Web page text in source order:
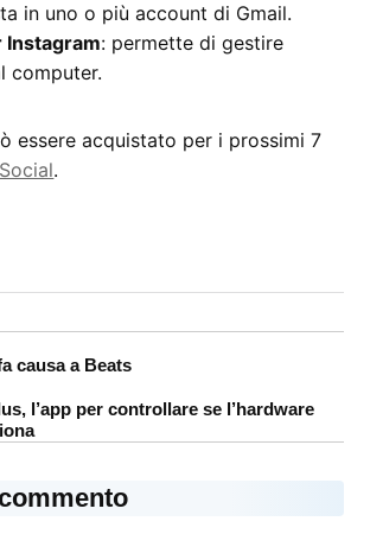
in uno o più account di Gmail.
Instagram: permette di gestire
computer.
essere acquistato per i prossimi 7
.
causa a Beats
l’app per controllare se l’hardware